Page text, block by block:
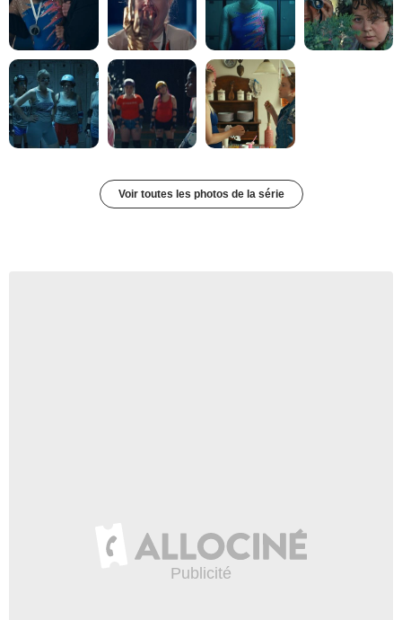
Voir toutes les photos de la série